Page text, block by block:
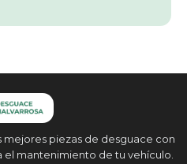
mejores piezas de desguace con
el mantenimiento de tu vehículo.